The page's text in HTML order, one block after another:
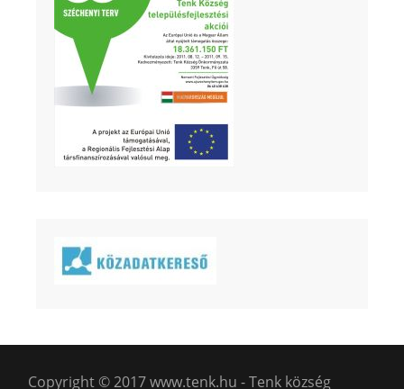
Copyright © 2017 www.tenk.hu - Tenk község